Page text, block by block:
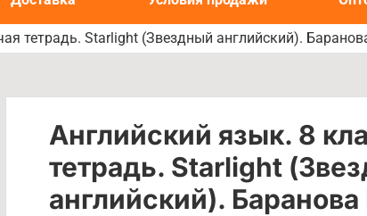
тетрадь. Starlight (Звездный английский).
Английский язык. 8
тетрадь. Starlight
английский).